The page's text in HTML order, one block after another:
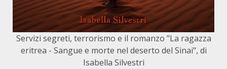
Servizi segreti, terrorismo e il romanzo "La ragazza
eritrea - Sangue e morte nel deserto del Sinai", di
Isabella Silvestri